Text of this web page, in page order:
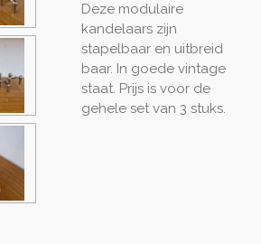
Deze modulaire
kandelaars zijn
stapelbaar en uitbreid
baar. In goede vintage
staat. Prijs is voor de
gehele set van 3 stuks.